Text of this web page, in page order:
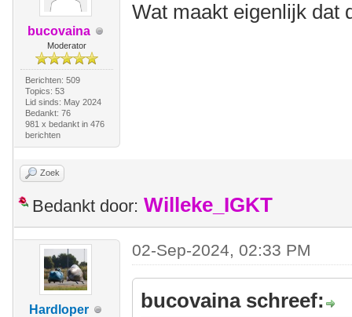
bucovaina
Moderator
Berichten: 509
Topics: 53
Lid sinds: May 2024
Bedankt: 76
981 x bedankt in 476
berichten
Wat maakt eigenlijk dat
Zoek
Bedankt door: Willeke_IGKT
Hardloper
02-Sep-2024, 02:33 PM
bucovaina schreef: